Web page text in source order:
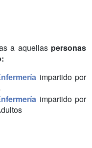
a aquellaspersonas
impartido por
impartido por